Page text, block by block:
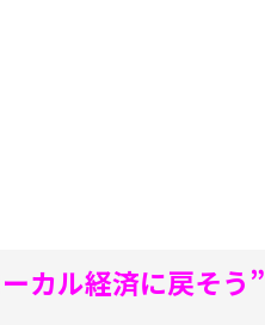
カル経済に戻そう”